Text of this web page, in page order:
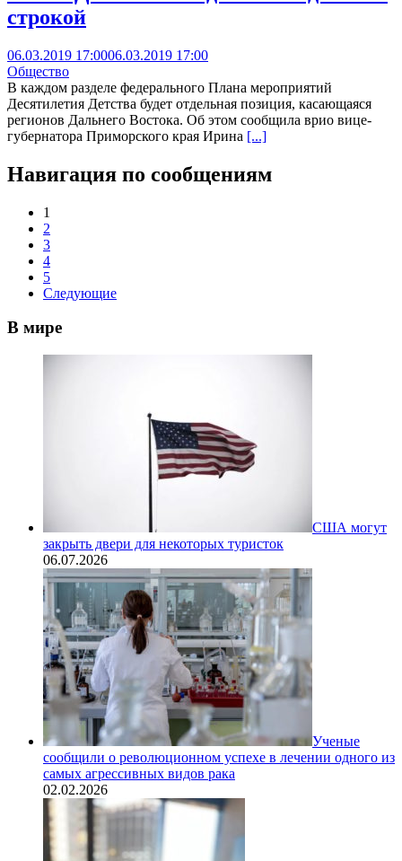
строкой
06.03.2019 17:0006.03.2019 17:00
Общество
В каждом разделе федерального Плана мероприятий
Десятилетия Детства будет отдельная позиция, касающаяся
регионов Дальнего Востока. Об этом сообщила врио вице-
губернатора Приморского края Ирина [...]
Навигация по сообщениям
1
2
3
4
5
Следующие
В мире
США могут
закрыть двери для некоторых туристок
06.07.2026
Ученые
сообщили о революционном успехе в лечении одного из
самых агрессивных видов рака
02.02.2026